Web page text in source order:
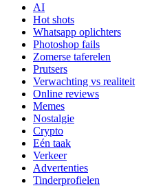
AI
Hot shots
Whatsapp oplichters
Photoshop fails
Zomerse taferelen
Prutsers
Verwachting vs realiteit
Online reviews
Memes
Nostalgie
Crypto
Eén taak
Verkeer
Advertenties
Tinderprofielen